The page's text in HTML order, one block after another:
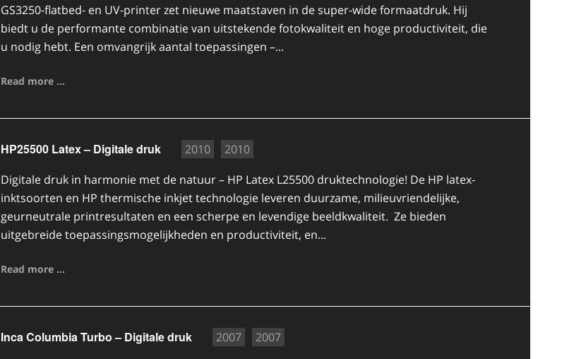
GS3250-flatbed- en UV-printer zet nieuwe maatstaven in de super-wide formaatdruk. Hij
biedt u de performante combinatie van uitstekende fotokwaliteit en hoge productiviteit, die
u nodig hebt. Een omvangrijk aantal toepassingen –...
Read more ...
HP25500 Latex – Digitale druk 2010
2010
Digitale druk in harmonie met de natuur – HP Latex L25500 druktechnologie! De HP latex-
inktsoorten en HP thermische inkjet technologie leveren duurzame, milieuvriendelijke,
geurneutrale printresultaten en een scherpe en levendige beeldkwaliteit. Ze bieden
uitgebreide toepassingsmogelijkheden en productiviteit, en...
Read more ...
Inca Columbia Turbo – Digitale druk 2007
2007